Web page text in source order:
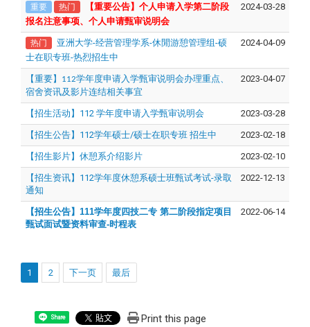
重要 热门
【重要公告】个人申请入学第二阶段
报名注意事项、个人申请甄审说明会
2024-03-28
热门
亚洲大学-经营管理学系-休閒游憩管理组-硕
士在职专班-热烈招生中
2024-04-09
【重要】112学年度申请入学甄审说明会办理重点、
宿舍资讯及影片连结相关事宜
2023-04-07
【招生活动】112 学年度申请入学甄审说明会 2023-03-28
【招生公告】112学年硕士/硕士在职专班 招生中 2023-02-18
【招生影片】休憩系介绍影片 2023-02-10
【招生资讯】112学年度休憩系硕士班甄试考试-录取
通知
2022-12-13
【招生公告】111学年度四技二专 第二阶段指定项目
甄试面试暨资料审查-时程表
2022-06-14
1 2 下一页 最后
Share Print this page